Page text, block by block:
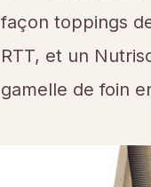
façon toppings
RTT, et un
gamelle de foin